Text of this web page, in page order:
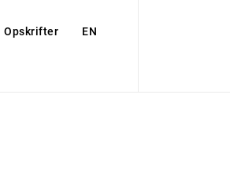
Opskrifter EN